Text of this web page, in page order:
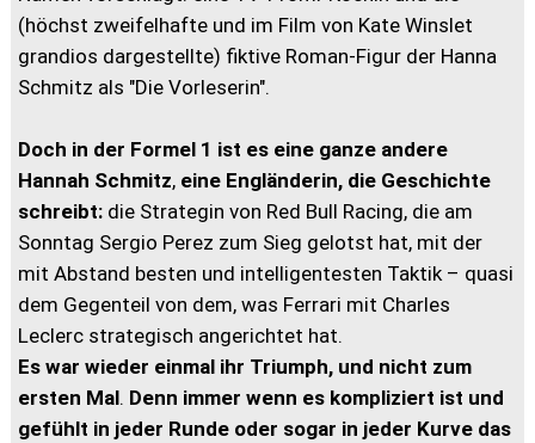
(höchst zweifelhafte und im Film von Kate Winslet
grandios dargestellte) fiktive Roman-Figur der Hanna
Schmitz als "Die Vorleserin".
Doch in der Formel 1 ist es eine ganze andere
Hannah Schmitz, eine Engländerin, die Geschichte
schreibt: die Strategin von Red Bull Racing, die am
Sonntag Sergio Perez zum Sieg gelotst hat, mit der
mit Abstand besten und intelligentesten Taktik – quasi
dem Gegenteil von dem, was Ferrari mit Charles
Leclerc strategisch angerichtet hat.
Es war wieder einmal ihr Triumph, und nicht zum
ersten Mal. Denn immer wenn es kompliziert ist und
gefühlt in jeder Runde oder sogar in jeder Kurve das